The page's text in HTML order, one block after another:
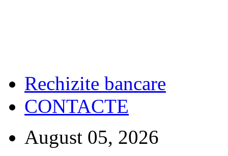
Rechizite bancare
CONTACTE
August 05, 2026